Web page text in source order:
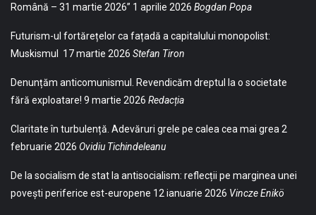
Română – 31 martie 2026” 1 aprilie 2026 Bogdan Popa
Futurism-ul fortărețelor ca fațadă a capitalului monopolist:
Muskismul
17 martie 2026 Stefan Tiron
Denunțăm anticomunismul. Revendicăm dreptul la o societate
fără exploatare! 9 martie 2026 Redacția
Claritate în turbulență. Adevăruri grele pe calea cea mai grea 2
februarie 2026 Ovidiu Tichindeleanu
De la socialism de stat la antisocialism: reflecții pe marginea unei
povești periferice est-europene 12 ianuarie 2026 Vincze Enikö